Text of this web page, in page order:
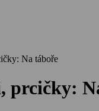
Na táboře
prcičky: